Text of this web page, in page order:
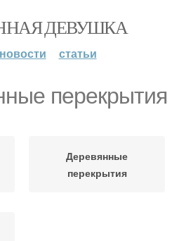
ДЕВУШКА
новости статьи
перекрытия
Деревянные
перекрытия